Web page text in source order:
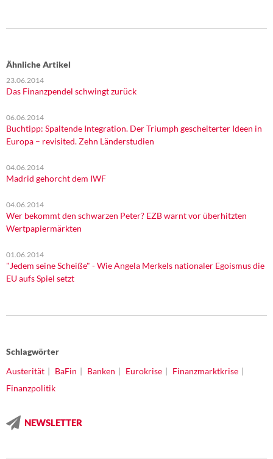
Ähnliche Artikel
23.06.2014
Das Finanzpendel schwingt zurück
06.06.2014
Buchtipp: Spaltende Integration. Der Triumph gescheiterter Ideen in
Europa – revisited. Zehn Länderstudien
04.06.2014
Madrid gehorcht dem IWF
04.06.2014
Wer bekommt den schwarzen Peter? EZB warnt vor überhitzten
Wertpapiermärkten
01.06.2014
"Jedem seine Scheiße" - Wie Angela Merkels nationaler Egoismus die
EU aufs Spiel setzt
Schlagwörter
Austerität
BaFin Banken Eurokrise
Finanzmarktkrise
Finanzpolitik
NEWSLETTER